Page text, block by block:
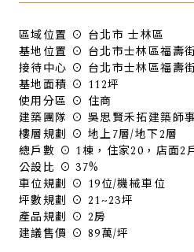
區域位置 ⊙ 台北市 士林區
基地位置 ⊙ 台北市士林區福壽
接待中心 ⊙ 台北市士林區福壽
基地面積 ⊙ 112坪
使用分區 ⊙ 住商
建築團隊 ⊙ 吳思賢禾拓建築師
樓層規劃 ⊙ 地上7層/地下2層
總戶數 ⊙ 1棟，住家20，店面2
公設比 ⊙ 37%
車位規劃 ⊙ 19位/機械車位
坪數規劃 ⊙ 21~23坪
產品規劃 ⊙ 2房
建議售價 ⊙ 89萬/坪